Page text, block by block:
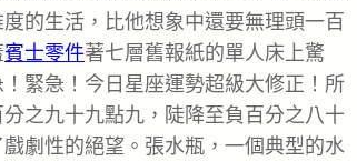
的生活，比他想象中還要無理頭一百
賓士零件著七層舊報紙的單人床上驚
緊急！今日星座運勢超級大修正！所
之九十九點九，陡降至負百分之八十
劇性的絕望。張水瓶，一個典型的水